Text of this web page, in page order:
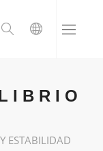
ESTABILIDAD